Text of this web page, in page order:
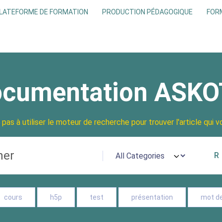
DE FORMATION PRODUCTION PÉDAGOGIQUE
à utiliser le moteur de recherche pour trouver l'article qui
cours h5p test présentation mot